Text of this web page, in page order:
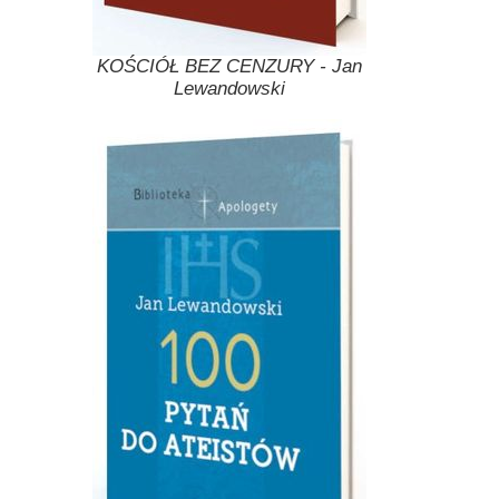
KOŚCIÓŁ BEZ CENZURY - Jan
Lewandowski